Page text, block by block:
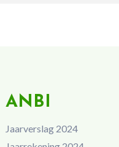
ANBI
Jaarverslag 2024